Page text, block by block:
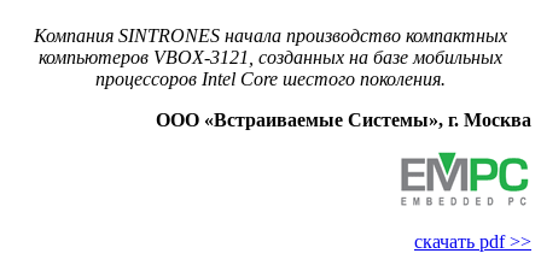
Компания SINTRONES начала производство компактных
компьютеров VBOX‑3121, созданных на базе мобильных
процессоров Intel Core шестого поколения.
ООО «Встраиваемые Cистемы», г. Москва
скачать pdf >>